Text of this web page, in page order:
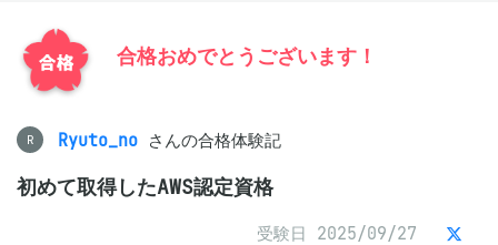
合格おめでとうございます！
R Ryuto_no さんの合格体験記
初めて取得したAWS認定資格
受験日 2025/09/27